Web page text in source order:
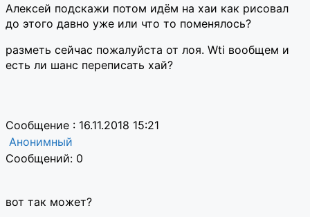
Алексей подскажи потом идём на хаи как рисовал
до этого давно уже или что то поменялось?
разметь сейчас пожалуйста от лоя. Wti вообщем и
есть ли шанс переписать хай?
Сообщение : 16.11.2018 15:21
Анонимный
Сообщений: 0
вот так может?